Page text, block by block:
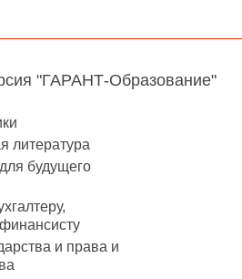
"ГАРАНТ-Образование"
литература
будущего
и права и